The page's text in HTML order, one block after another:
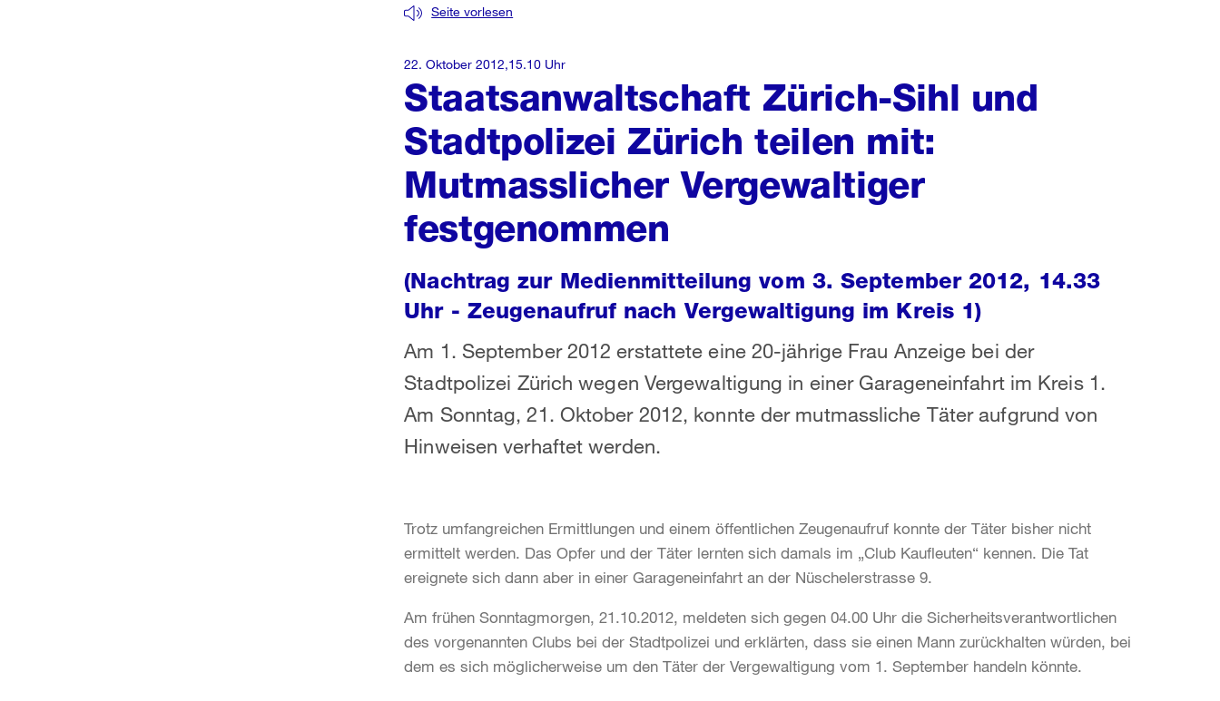
Staatsanwaltschaft Zürich-Sihl und
Stadtpolizei Zürich teilen mit:
Mutmasslicher Vergewaltiger
festgenommen
Seite vorlesen
(Nachtrag zur Medienmitteilung vom 3. September 2012, 14.33
Uhr - Zeugenaufruf nach Vergewaltigung im Kreis 1)
Am 1. September 2012 erstattete eine 20-jährige Frau Anzeige bei der
Stadtpolizei Zürich wegen Vergewaltigung in einer Garageneinfahrt im Kreis 1.
Am Sonntag, 21. Oktober 2012, konnte der mutmassliche Täter aufgrund von
Hinweisen verhaftet werden.
22. Oktober 2012,15.10 Uhr
Trotz umfangreichen Ermittlungen und einem öffentlichen Zeugenaufruf konnte der Täter bisher nicht
ermittelt werden. Das Opfer und der Täter lernten sich damals im „Club Kaufleuten“ kennen. Die Tat
ereignete sich dann aber in einer Garageneinfahrt an der Nüschelerstrasse 9.
Am frühen Sonntagmorgen, 21.10.2012, meldeten sich gegen 04.00 Uhr die Sicherheitsverantwortlichen
des vorgenannten Clubs bei der Stadtpolizei und erklärten, dass sie einen Mann zurückhalten würden, bei
dem es sich möglicherweise um den Täter der Vergewaltigung vom 1. September handeln könnte.